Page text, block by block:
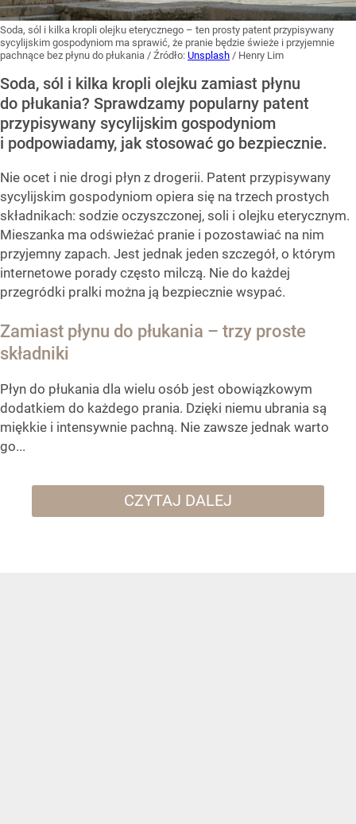
Soda, sól i kilka kropli olejku eterycznego – ten prosty patent przypisywany
sycylijskim gospodyniom ma sprawić, że pranie będzie świeże i przyjemnie
pachnące bez płynu do płukania / Źródło: Unsplash / Henry Lim
Soda, sól i kilka kropli olejku zamiast płynu
do płukania? Sprawdzamy popularny patent
przypisywany sycylijskim gospodyniom
i podpowiadamy, jak stosować go bezpiecznie.
Nie ocet i nie drogi płyn z drogerii. Patent przypisywany
sycylijskim gospodyniom opiera się na trzech prostych
składnikach: sodzie oczyszczonej, soli i olejku eterycznym.
Mieszanka ma odświeżać pranie i pozostawiać na nim
przyjemny zapach. Jest jednak jeden szczegół, o którym
internetowe porady często milczą. Nie do każdej
przegródki pralki można ją bezpiecznie wsypać.
Zamiast płynu do płukania – trzy proste
składniki
Płyn do płukania dla wielu osób jest obowiązkowym
dodatkiem do każdego prania. Dzięki niemu ubrania są
miękkie i intensywnie pachną. Nie zawsze jednak warto
go...
CZYTAJ DALEJ